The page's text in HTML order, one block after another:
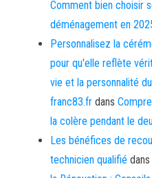
Comment bien choisir
déménagement en
Personnalisez la
pour qu'elle reflète
vie et la personnalité
franc83.frdans
la colère pendant le
Les bénéfices de
technicien qualifié dans